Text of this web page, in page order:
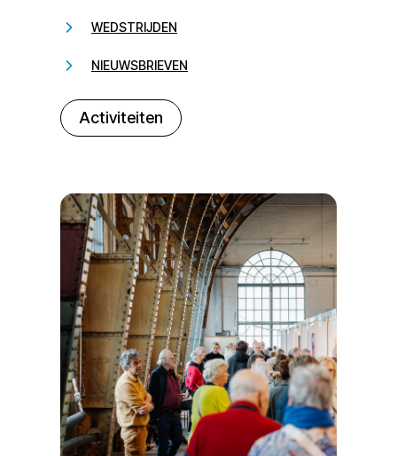
WEDSTRIJDEN
NIEUWSBRIEVEN
Activiteiten
232323